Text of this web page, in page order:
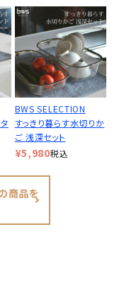
BWS SELECTION
すっきり暮らす水切りか
ご 浅深セット
¥5,980税込
商品を